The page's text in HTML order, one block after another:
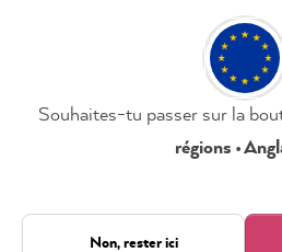
Politique de confidentialité
Paramètres
Uniquement
décision. Parce que
ligne, les couleurs ne
qu'elles sont réellement.
Partager
Client vérifié
Souhaites-tu passer sur la
régions •
Non, rester ici